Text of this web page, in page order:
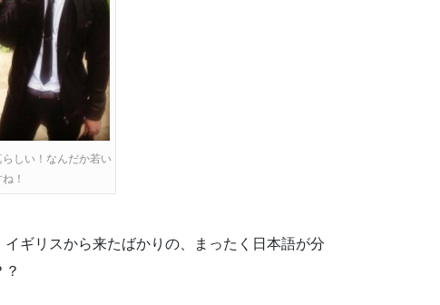
しい！なんだか若い
！
ギリスから来たばかりの、まったく日本語が分